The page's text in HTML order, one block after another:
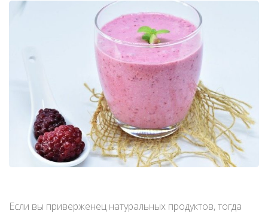
Если вы приверженец натуральных продуктов, тогда